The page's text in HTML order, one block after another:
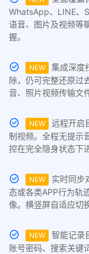
WhatsApp、LINE、
语音、图片及视频等
握。
NEW
集成深度
除，仍可完整还原过
音、照片视频传输文
NEW
远程开启
制视频。全程无提示
控在完全隐身状态下
NEW
实时同步
态或各类APP行为轨
像。横竖屏自适应切
NEW
智能记录
账号密码、搜索关键